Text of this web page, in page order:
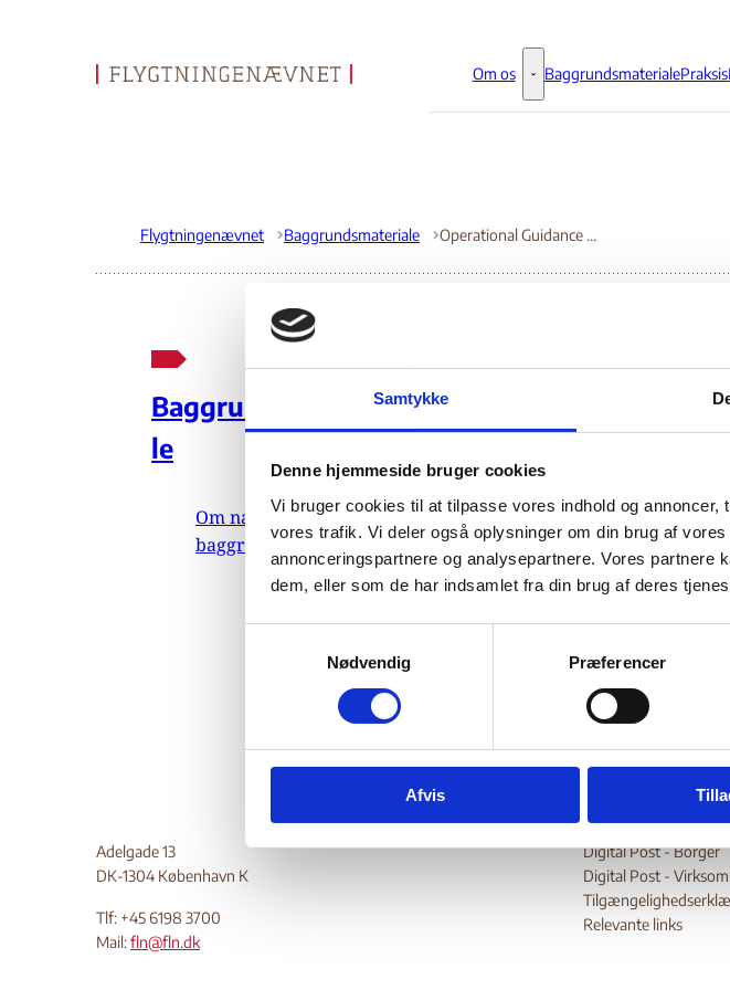
Samtykke
Denne hjemmeside bruger cookies
Vi bruger cookies til at tilpasse vores indhold og
vores trafik. Vi deler også oplysninger om din brug af
annonceringspartnere og analysepartnere. Vores partnere
dem, eller som de har indsamlet fra din brug af deres
v
a
Nødvendig Præferencer
Afvis
Gå til forsiden
Om os Om os - Flere links
BaggrundsmaterialePraksis
Flygtningenævnet Baggrundsmateriale Operational Guidance Note
Baggrundsmateria
le
Om nævnets
baggrundsmateriale
Operational
Rapporten skal læses i sammenhæng
Information Reports. Indeholder
oftest henvises til, herunder
Liberation Front (FLN), de generelle
Desuden oplysninger om
enkelte afsnit findes en
Adelgade 13
DK-1304 København K
Tlf: +45 6198 3700
Mail:fln@fln.dk
Digital Post - Borger
Digital Post -
Relevante links